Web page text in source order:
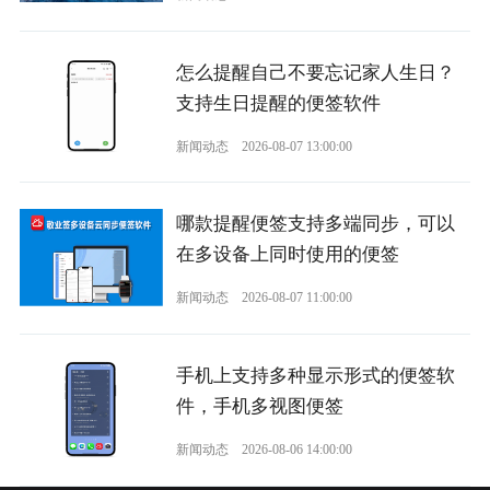
怎么提醒自己不要忘记家人生日？
支持生日提醒的便签软件
新闻动态 2026-08-07 13:00:00
哪款提醒便签支持多端同步，可以
在多设备上同时使用的便签
新闻动态 2026-08-07 11:00:00
手机上支持多种显示形式的便签软
件，手机多视图便签
新闻动态 2026-08-06 14:00:00